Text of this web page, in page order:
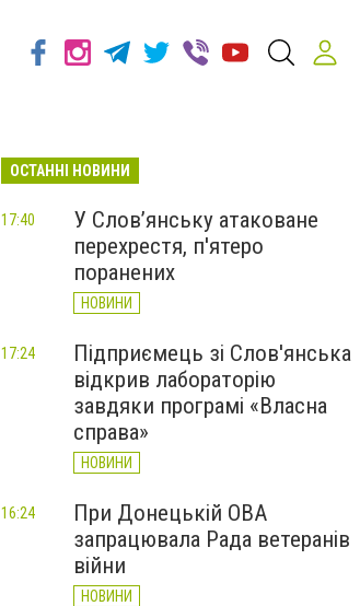
ОСТАННІ НОВИНИ
У Слов’янську атаковане
перехрестя, п'ятеро
поранених
НОВИНИ
17:40
Підприємець зі Слов'янська
відкрив лабораторію
завдяки програмі «Власна
справа»
НОВИНИ
17:24
При Донецькій ОВА
запрацювала Рада ветеранів
війни
НОВИНИ
16:24